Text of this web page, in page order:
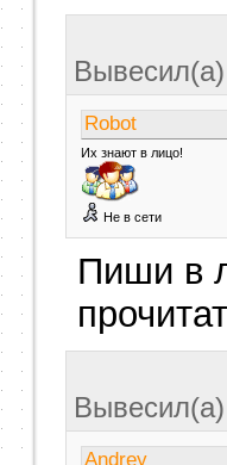
Вывесил(a)
Robot
Их знают в лицо!
Не в сети
Пиши в
Вывесил(a)
Andrey